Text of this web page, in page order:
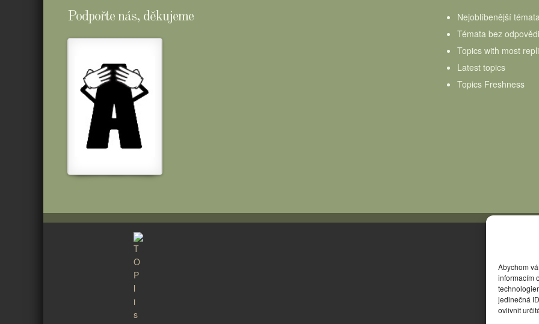
Abychom
informacím
jedinečná
ovlivnit
Podpořte nás, děkujeme
Nejoblíbenější témata
Témata bez odpovědi
Topics with most
Latest topics
Topics Freshness